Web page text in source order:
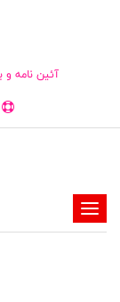
آئین نامه و
-
-